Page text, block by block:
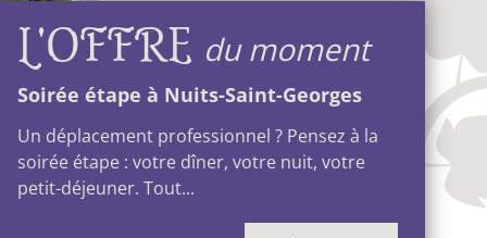
L'OFFRE du moment
Soirée étape à Nuits-Saint-Georges
Un déplacement professionnel ? Pensez à la
soirée étape : votre dîner, votre nuit, votre
petit-déjeuner. Tout...